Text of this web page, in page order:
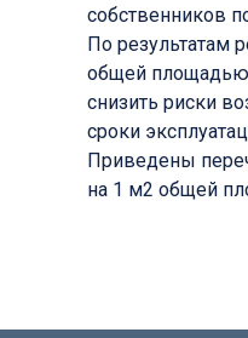
собственников
По результатам
общей площадью
снизить риски
сроки
Приведены
на 1 м2 общей